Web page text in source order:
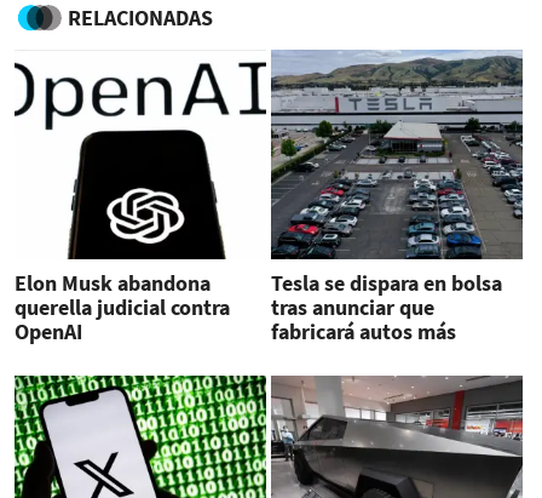
RELACIONADAS
Elon Musk abandona
querella judicial contra
OpenAI
Tesla se dispara en bolsa
tras anunciar que
fabricará autos más